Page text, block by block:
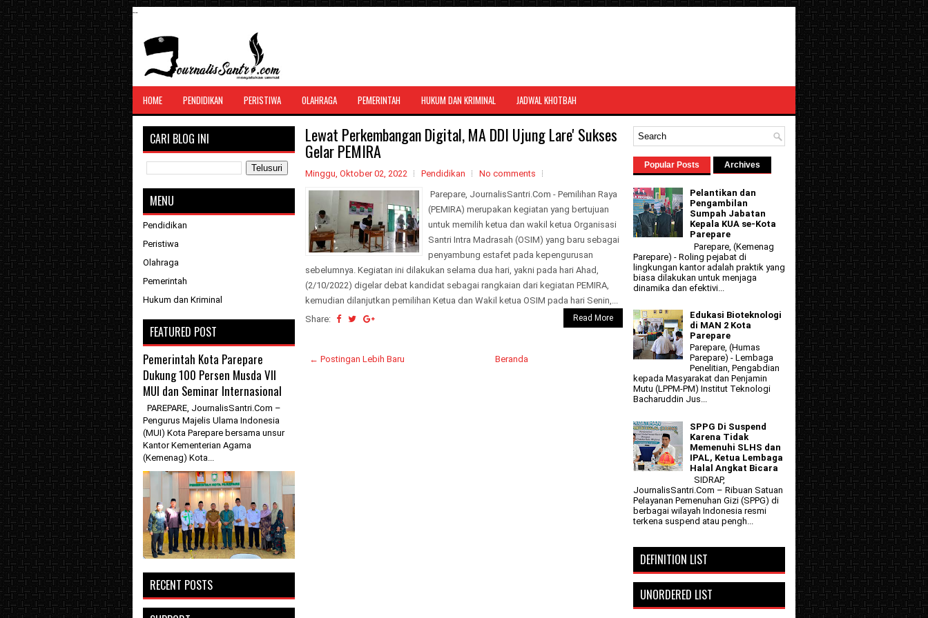
--
SANTRI JURNALIS
Menghimpun seluruh berita, tulisan, jurnal bernuansa agama yang dapat
HOME PENDIDIKAN PERISTIWA OLAHRAGA PEMERINTAH HUKUM DAN KRIMINAL JADWAL KHOTBAH
Lewat Perkembangan Digital, MA DDI Ujung Lare' Sukses
Gelar PEMIRA
Minggu, Oktober 02, 2022 Pendidikan
No comments
Parepare, JournalisSantri.Com - Pemilihan Raya
(PEMIRA) merupakan kegiatan yang bertujuan
untuk memilih ketua dan wakil ketua Organisasi
Santri Intra Madrasah (OSIM) yang baru sebagai
penyambung estafet pada kepengurusan
sebelumnya. Kegiatan ini dilakukan selama dua hari, yakni pada hari Ahad,
(2/10/2022) digelar debat kandidat sebagai rangkaian dari kegiatan PEMIRA,
kemudian dilanjutkan pemilihan Ketua dan Wakil ketua OSIM pada hari Senin,...
Share:
Read More
← Postingan Lebih Baru Beranda
CARI BLOG INI
MENU
Pendidikan
Peristiwa
Olahraga
Pemerintah
Hukum dan Kriminal
FEATURED POST
Pemerintah Kota Parepare
Dukung 100 Persen Musda VII
MUI dan Seminar Internasional
PAREPARE, JournalisSantri.Com –
Pengurus Majelis Ulama Indonesia
(MUI) Kota Parepare bersama unsur
Kantor Kementerian Agama
(Kemenag) Kota...
RECENT POSTS
Popular Posts Archives
Pelantikan dan
Pengambilan
Sumpah Jabatan
Kepala KUA se-Kota
Parepare
Parepare, (Kemenag
Parepare) - Roling pejabat di
lingkungan kantor adalah praktik yang
biasa dilakukan untuk menjaga
dinamika dan efektivi...
Edukasi Bioteknologi
di MAN 2 Kota
Parepare
Parepare, (Humas
Parepare) - Lembaga
Penelitian, Pengabdian
kepada Masyarakat dan Penjamin
Mutu (LPPM-PM) Institut Teknologi
Bacharuddin Jus...
SPPG Di Suspend
Karena Tidak
Memenuhi SLHS dan
IPAL, Ketua Lembaga
Halal Angkat Bicara
SIDRAP,
JournalisSantri.Com – Ribuan Satuan
Pelayanan Pemenuhan Gizi (SPPG) di
berbagai wilayah Indonesia resmi
terkena suspend atau pengh...
DEFINITION LIST
UNORDERED LIST